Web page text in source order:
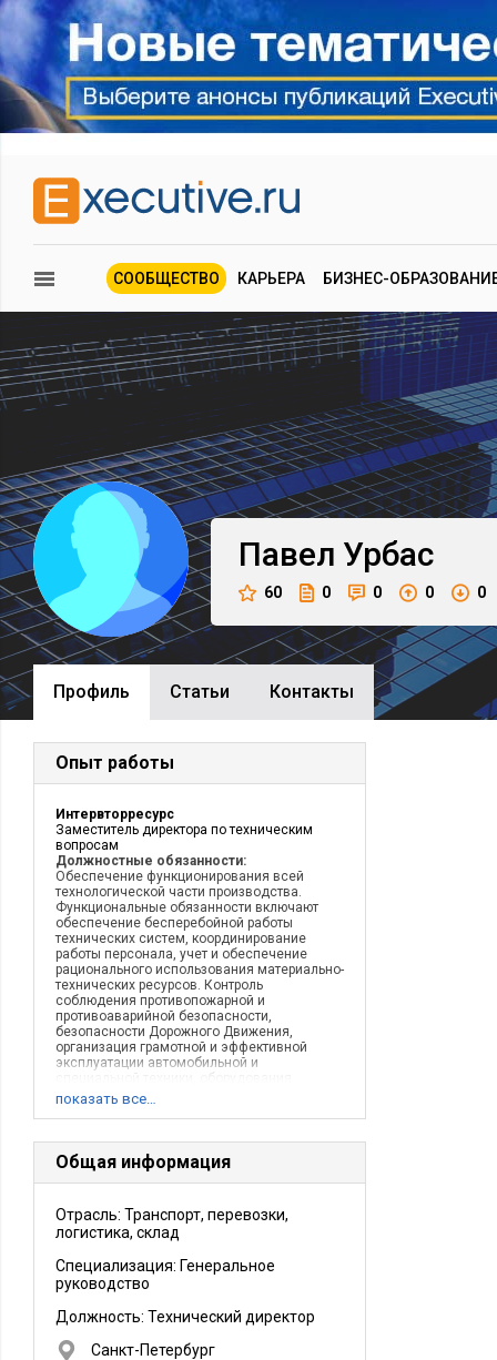
СООБЩЕСТВО КАРЬЕРА БИЗНЕС-
Павел Урбас
60 0 0 0 0
Профиль Cтатьи Контакты
Опыт работы
Интервторресурс
Заместитель директора по техническим
вопросам
Должностные обязанности:
Обеспечение функционирования всей
технологической части производства.
Функциональные обязанности включают
обеспечение бесперебойной работы
технических систем, координирование
работы персонала, учет и обеспечение
рационального использования материально-
технических ресурсов. Контроль
соблюдения противопожарной и
противоаварийной безопасности,
безопасности Дорожного Движения,
организация грамотной и эффективной
эксплуатации автомобильной и
предприятия, проведение ремонтных работ.
организаций закупок и поставок
оборудования, взаимодействие с
подрядными сервисными организациями.
Разработка и реализация стратегии
составление и контроль исполнения
бюджета технической службы.
Компания занимается сбором, заготовкой,
переработкой и закупкой лома и отходов
черных металлов на внутреннем рынке
(автомобильные и вагонные партии),
продажей сырья на экспорт большими
судами на рынки Европы, Азии и Индии.
показать все…
Общая информация
Отрасль: Транспорт, перевозки,
логистика, склад
Специализация: Генеральное
руководство
Должность: Технический директор
Санкт-Петербург